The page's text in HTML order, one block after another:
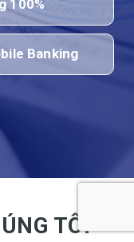
100%
Banking
TÔI